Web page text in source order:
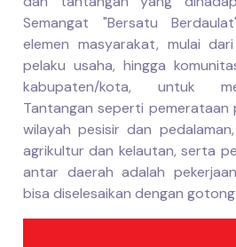
Semangat "Bersatu
elemen masyarakat, mulai
pelaku usaha, hingga
kabupaten/kota, untuk
Tantangan seperti pemerataan
wilayah pesisir dan
agrikultur dan kelautan, serta
antar daerah adalah
bisa diselesaikan dengan